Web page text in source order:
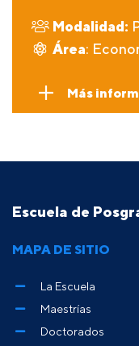
Modalidad:
Área:
Más
Escuela de
MAPA DE SITIO
La Escuela
Maestrías
Doctorados